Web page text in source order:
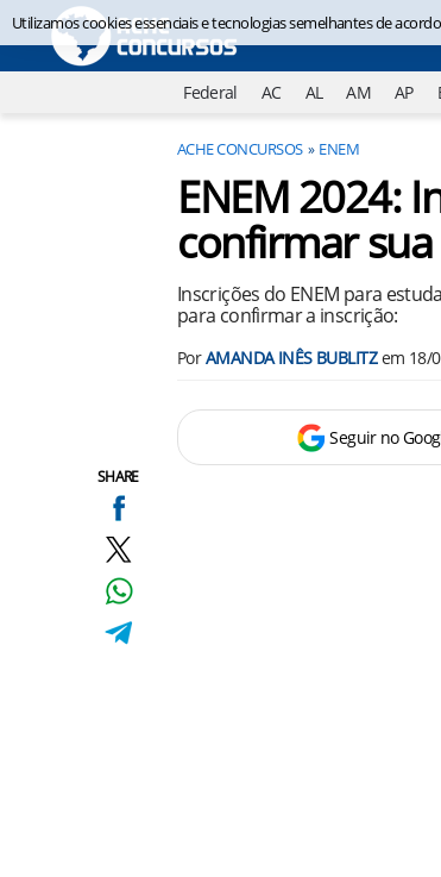
Federal AC AL AM AP
ACHE CONCURSOS ENEM
SHARE
ENEM 2024:
confirmar
Inscrições do ENEM para
para confirmar a inscrição:
PorAMANDA INÊS BUBLITZem 18/
Seguir no
Utilizamos cookies essenciais e tecnologias semelhantes de